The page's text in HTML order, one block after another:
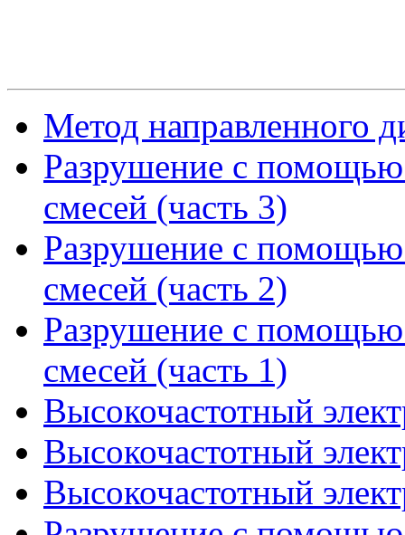
Метод направленного
Разрушение с
смесей (часть 3)
Разрушение с
смесей (часть 2)
Разрушение с
смесей (часть 1)
Высокочастотный
Высокочастотный
Высокочастотный